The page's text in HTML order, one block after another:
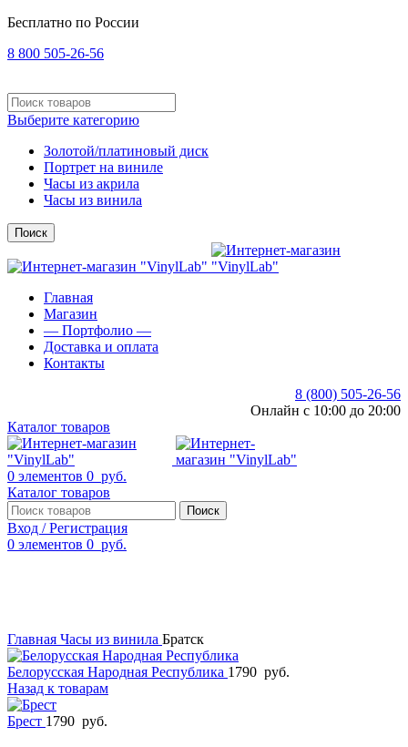
Бесплатно по России
8 800 505-26-56
Выберите категорию
Золотой/платиновый диск
Портрет на виниле
Часы из акрила
Часы из винила
Поиск
Главная
Магазин
— Портфолио —
Доставка и оплата
Контакты
8 (800) 505-26-56
Онлайн с 10:00 до 20:00
Каталог товаров
0 элементов 0 руб.
Каталог товаров
Поиск
Вход / Регистрация
0 элементов 0 руб.
Главная Часы из винила Братск
Белорусская Народная Республика 1790 руб.
Назад к товарам
Брест 1790 руб.